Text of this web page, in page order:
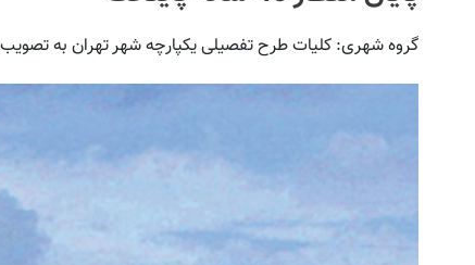
گروه شهری: کلیات طرح تفصیلی یکپارچه شهر تهران به